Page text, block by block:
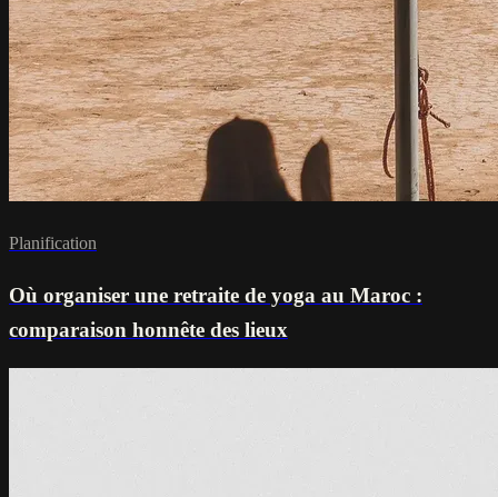
Planification
Où organiser une retraite de yoga au Maroc :
comparaison honnête des lieux